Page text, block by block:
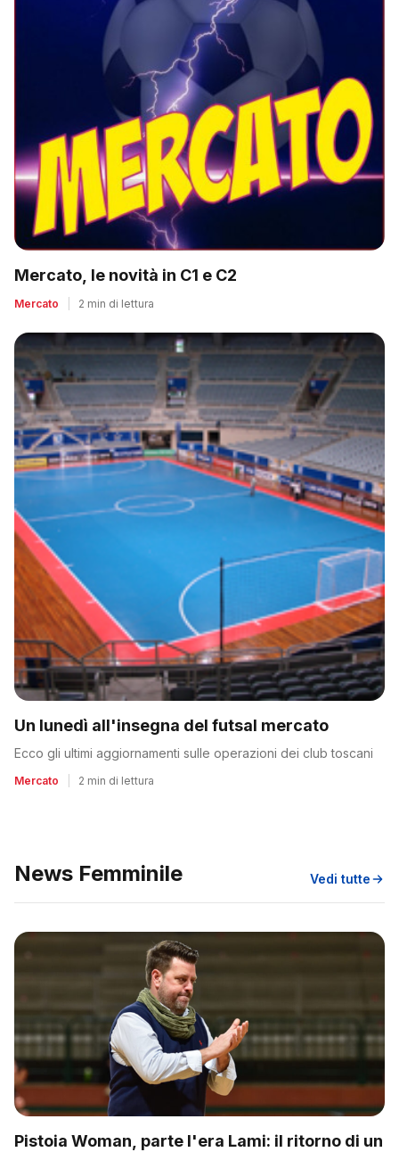
Mercato, le novità in C1 e C2
Mercato 2 min di lettura
Un lunedì all'insegna del futsal mercato
Ecco gli ultimi aggiornamenti sulle operazioni dei club toscani
Mercato 2 min di lettura
News Femminile Vedi tutte
Pistoia Woman, parte l'era Lami: il ritorno di un